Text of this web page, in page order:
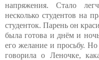
напряжения. Стало
несколько студентов на
студенток. Парень он
была готова и днём и
его желание и просьбу.
говорила о Леночке,